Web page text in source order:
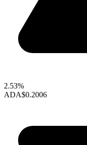
2.53%
ADA$0.2006